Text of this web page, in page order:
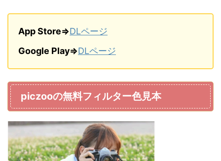
App Store⇒DLページ
Google Play⇒DLページ
piczooの無料フィルター色見本